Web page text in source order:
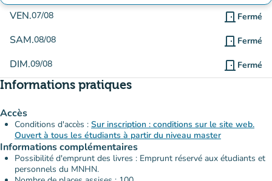
VEN.07/08 door_front Fermé
SAM.08/08 door_front Fermé
DIM.09/08 door_front Fermé
Informations pratiques
Accès
Conditions d'accès : Sur inscription : conditions sur le site web.
Ouvert à tous les étudiants à partir du niveau master
Informations complémentaires
Possibilité d'emprunt des livres : Emprunt réservé aux étudiants et
personnels du MNHN.